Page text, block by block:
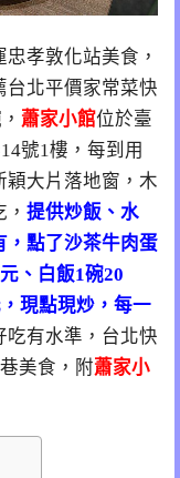
孝敦化站美食，
台北平價家常菜快
蕭家小館位於臺
號1樓，每到用
穎大片落地窗，木
提供炒飯、水
，點了沙茶牛肉蛋
、白飯1碗20
現點現炒，每一
吃有水準，台北快
美食，附蕭家小